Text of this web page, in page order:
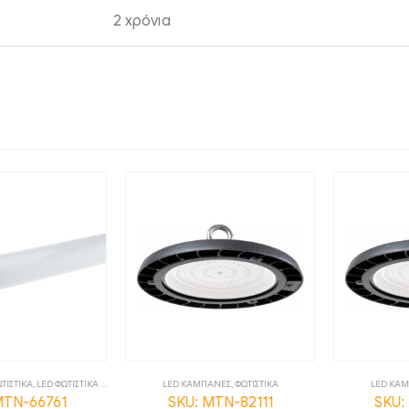
2 χρόνια
,LED ΦΩΤΙΣΤΙΚΑ ΟΡΟΦΗΣ ΦΩΤΙΣΤΙΚΑ
66761
LED ΚΑΜΠΑΝΕΣ,ΦΩΤΙΣΤΙΚΑ
SKU: MTN-82111
LED
SKU: